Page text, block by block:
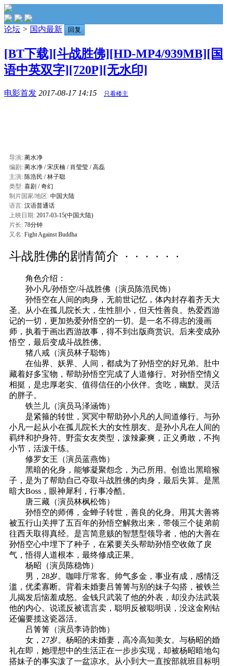
论坛 > 国内最新 回复
[BT下载][斗战胜佛][HD-MP4/939MB][国
语中英双字][720P][无水印]
电影首发 2017-08-17 14:15 只看楼主
导演: 蔺水净
编剧: 蔺水净 / 宋庆楠 / 肖莹莹 / 高磊
主演: 陈浩民 / 林子聪
类型: 喜剧 /奇幻
制片国家/地区: 中国大陆
语言: 汉语普通话
上映日期: 2017-03-15(中国大陆)
片长: 78分钟
又名: Fight Against Buddha
斗战胜佛的剧情简介 · · · · · ·
角色介绍：
孙小凡/孙悟空/斗战胜佛（演员陈浩民饰）
孙悟空在人间的肉身，无前世记忆，体内封存着齐天大
圣。从小在孤儿院长大，生性胆小，但天性善良。热爱西游
记的一切，更加热爱孙悟空的一切。是一名不得志的漫画
师，执着于画出西游故事，得不到出版商赏识。后来变成孙
悟空，最后变成斗战胜佛。
猪八戒（演员林子聪饰）
在仙界、妖界、人间，都成为了孙悟空的好兄弟。肚中
藏着好多宝物，帮助孙悟空完成了人道修行。对孙悟空情义
相挺，是忠厚老实、值得信任的小伙伴。贪吃，幽默。灵活
的胖子。
铁兰儿（演员马泽涵饰）
是紧箍的转世，冥冥中帮助孙小凡的人间道修行。与孙
小凡一起从小在孤儿院长大的女性朋友。是孙小凡在人间的
羁绊和护身符。野蛮女友类型，泼辣豪爽，正义勇敢，不拘
小节，活泼干练。
修罗女王（演员蓝燕饰）
黑暗的化身，能够凝聚怨念，为己所用。创造出黑暗猴
子，是为了帮助自己夺取斗战胜佛的肉身，最后失算。是黑
暗大Boss，眼神犀利，行事冷酷。
唐三藏（演员林枫松饰）
孙悟空的师傅，金蝉子转世，善良的化身。用其大善将
被五行山关押了五百年的孙悟空解救出来，带领三个徒弟前
往西天取得真经。是言简意赅的智慧型领导者，他的大善在
孙悟空心中埋下了种子，在紧要关头帮助孙悟空收敛了戾
气，悟得人道根本，最终修成正果。
杨昭（演员陈稳饰）
男，28岁。咖啡厅常客。帅气多金，事业有成，感情泛
滥，优柔寡断。背着未婚妻吕箐箐与别的妹子勾搭，被铁兰
儿揭发后恼羞成怒。金钱只武装了他的外表，却没办法武装
他的内心。说谎反被谎言卖，聪明反被聪明误，没这金刚钻
还偏要揽这瓷器活。
吕箐箐（演员李诗韵饰）
女，27岁。杨昭的未婚妻，高冷高知美女。与杨昭的婚
礼在即，她理想中的生活正在一步步实现，却被杨昭暗地勾
搭妹子的事实泼了一盆凉水。从小到大一直按部就班目标明